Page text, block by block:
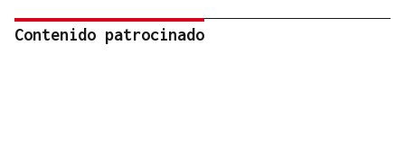
Contenido patrocinado